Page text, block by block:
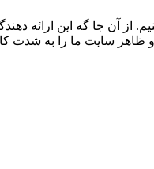
از آن جا گه این ارائه
ظاهر سایت ما را به شدت